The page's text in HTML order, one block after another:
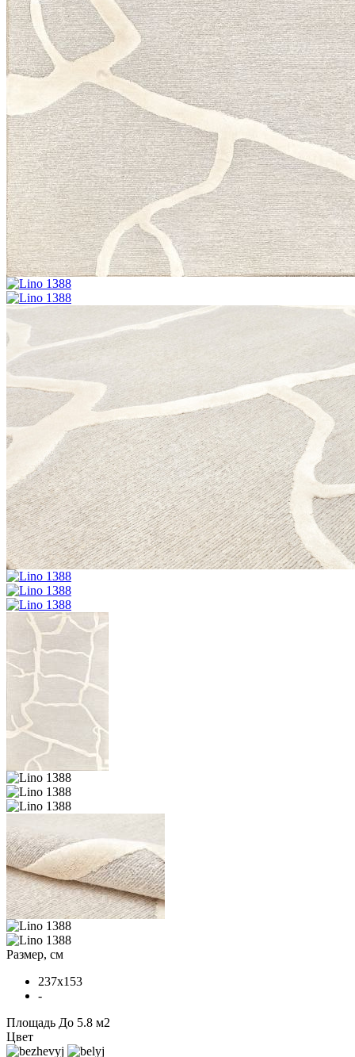
Размер, см
237x153
-
Площадь До 5.8 м2
Цвет